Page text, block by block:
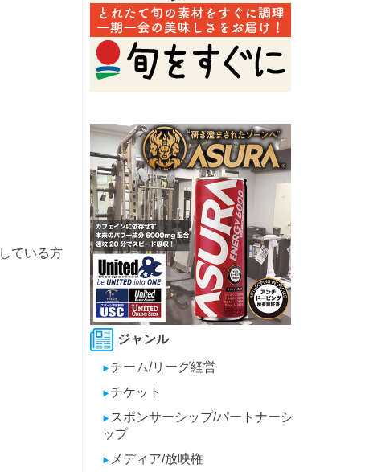
ている方
ジャンル
▶チーム/リーグ経営
▶チケット
▶ スポンサーシップ/パートナーシ
ップ
▶ メディア/放映権